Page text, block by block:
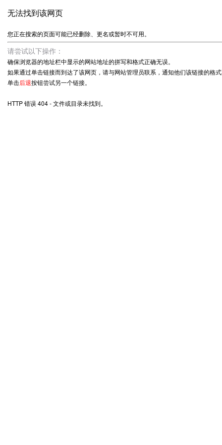
无法找到该网页
您正在搜索的页面可能已经删除、更名或暂时不可用。
请尝试以下操作：
确保浏览器的地址栏中显示的网站地址的拼写和格式正确无误。
如果通过单击链接而到达了该网页，请与网站管理员联系，通知他们该链接的格
单击后退按钮尝试另一个链接。
HTTP 错误 404 - 文件或目录未找到。